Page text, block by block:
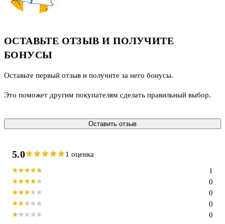
ОСТАВЬТЕ ОТЗЫВ И ПОЛУЧИТЕ
БОНУСЫ
Оставьте первый отзыв и получите за него бонусы.
Это поможет другим покупателям сделать правильный выбор.
Оставить отзыв
5.0 1 оценка
0
0
0
0
1